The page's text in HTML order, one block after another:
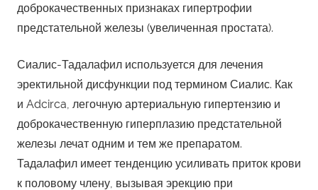
доброкачественных признаках гипертрофии
предстательной железы (увеличенная простата).
Сиалис-Тадалафил используется для лечения
эректильной дисфункции под термином Сиалис. Как
и Adcirca, легочную артериальную гипертензию и
доброкачественную гиперплазию предстательной
железы лечат одним и тем же препаратом.
Тадалафил имеет тенденцию усиливать приток крови
к половому члену, вызывая эрекцию при